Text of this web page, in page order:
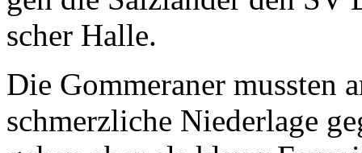
scher Halle.
Die Gommeraner mussten
schmerzliche Niederlage